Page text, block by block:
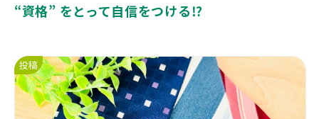
“資格” をとって自信をつける⁉️
投稿